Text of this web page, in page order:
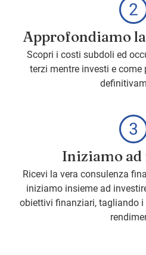
Approfondiamo
Scopri i costi subdoli ed
terzi mentre investi e
Iniziamo
Ricevi la vera consulenza
iniziamo insieme ad
obiettivi finanziari, tagliando